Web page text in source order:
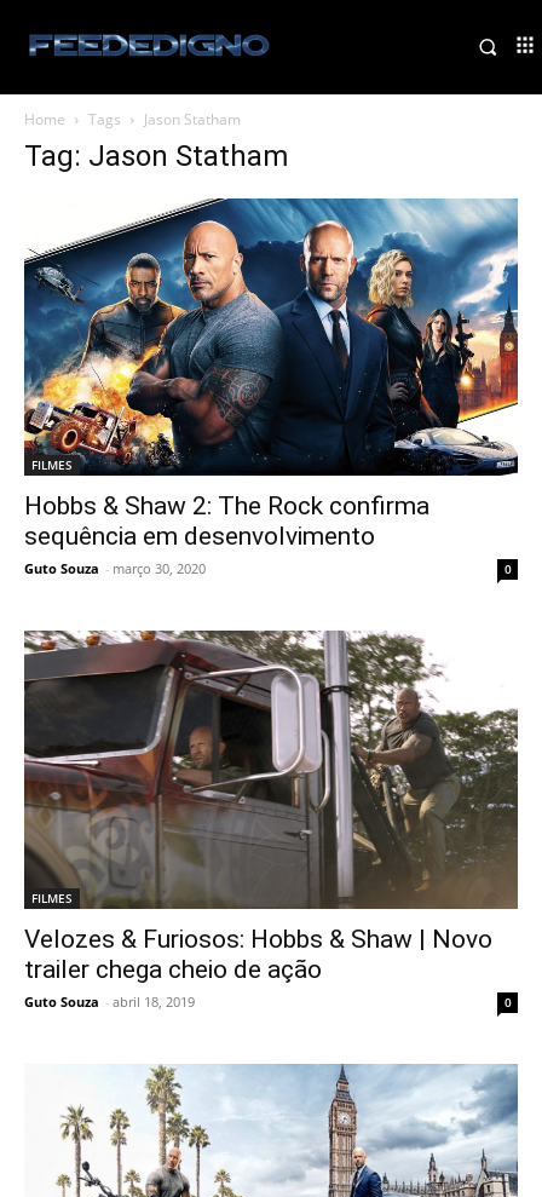
Home Tags Jason Statham
Tag: Jason Statham
FILMES
Hobbs & Shaw 2: The Rock confirma
sequência em desenvolvimento
Guto Souza - março 30, 2020 0
FILMES
Velozes & Furiosos: Hobbs & Shaw | Novo
trailer chega cheio de ação
Guto Souza - abril 18, 2019 0